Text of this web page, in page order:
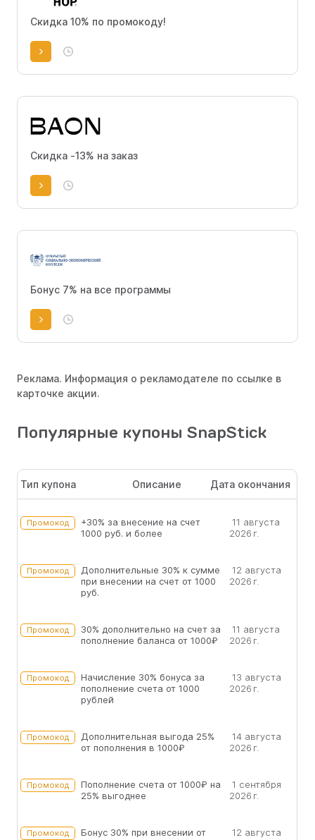
Скидка 10% по промокоду!
Скидка -13% на заказ
Бонус 7% на все программы
Реклама. Информация о рекламодателе по ссылке в
карточке акции.
Популярные купоны SnapStick
Тип купона Описание Дата окончания
Промокод
+30% за внесение на счет
1000 руб. и более
11 августа
2026 г.
Промокод
Дополнительные 30% к сумме
при внесении на счет от 1000
руб.
12 августа
2026 г.
Промокод
30% дополнительно на счет за
пополнение баланса от 1000₽
11 августа
2026 г.
Промокод
Начисление 30% бонуса за
пополнение счета от 1000
рублей
13 августа
2026 г.
Промокод
Дополнительная выгода 25%
от пополнения в 1000₽
14 августа
2026 г.
Промокод
Пополнение счета от 1000₽ на
25% выгоднее
1 сентября
2026 г.
Промокод
Бонус 30% при внесении от
12 августа